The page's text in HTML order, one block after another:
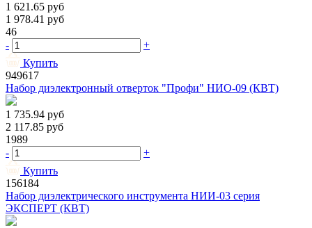
1 621.65 руб
1 978.41 руб
46
-
+
Купить
949617
Набор диэлектронный отверток "Профи" НИО-09 (КВТ)
1 735.94 руб
2 117.85 руб
1989
-
+
Купить
156184
Набор диэлектрического инструмента НИИ-03 серия
ЭКСПЕРТ (КВТ)